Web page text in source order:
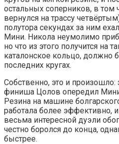
остальных соперников, в том
вернулся на трассу
полутора секундах за ним
Мини. Никола неумолимо
но что из этого получится на
каталонское кольцо, должно
последних кругах.
Собственно, это и произошло:
финиша Цолов опередил
Резина на машине
работала более эффективно,
весьма интересной дуэли
честно боролся до конца,
быстрее.